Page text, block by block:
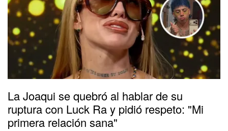
La Joaqui se quebró al hablar de su
ruptura con Luck Ra y pidió respeto: "Mi
primera relación sana"